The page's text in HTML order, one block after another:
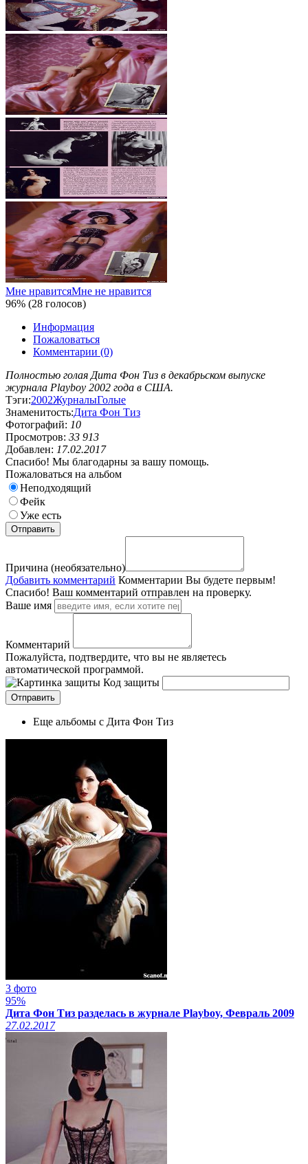
Мне нравитсяМне не нравится
96% (28 голосов)
Информация
Пожаловаться
Комментарии (0)
Полностью голая Дита Фон Тиз в декабрьском выпуске
журнала Playboy 2002 года в США.
Тэги:2002ЖурналыГолые
Знаменитость:Дита Фон Тиз
Фотографий: 10
Просмотров: 33 913
Добавлен: 17.02.2017
Спасибо! Мы благодарны за вашу помощь.
Пожаловаться на альбом
Неподходящий
Фейк
Уже есть
Причина (необязательно)
Добавить комментарий Комментарии Вы будете первым!
Спасибо! Ваш комментарий отправлен на проверку.
Ваше имя
Комментарий
Пожалуйста, подтвердите, что вы не являетесь
автоматической программой.
Код защиты
Еще альбомы с Дита Фон Тиз
3 фото
95%
Дита Фон Тиз разделась в журнале Playboy, Февраль 2009
27.02.2017